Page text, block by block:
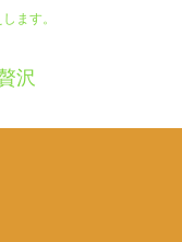
ます。
沢